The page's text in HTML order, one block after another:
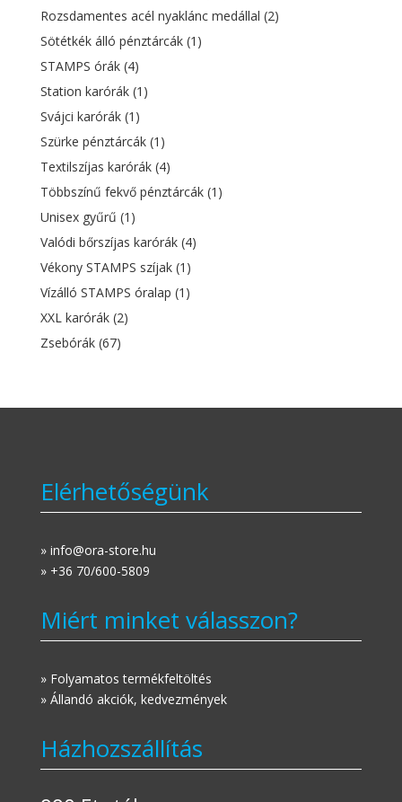
Rozsdamentes acél nyaklánc medállal (2)
Sötétkék álló pénztárcák (1)
STAMPS órák (4)
Station karórák (1)
Svájci karórák (1)
Szürke pénztárcák (1)
Textilszíjas karórák (4)
Többszínű fekvő pénztárcák (1)
Unisex gyűrű (1)
Valódi bőrszíjas karórák (4)
Vékony STAMPS szíjak (1)
Vízálló STAMPS óralap (1)
XXL karórák (2)
Zsebórák (67)
Elérhetőségünk
» info@ora-store.hu
» +36 70/600-5809
Miért minket válasszon?
» Folyamatos termékfeltöltés
» Állandó akciók, kedvezmények
Házhozszállítás